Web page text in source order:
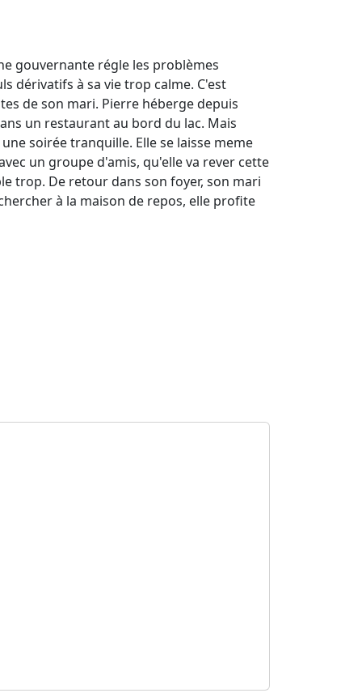
gouvernante régle les problèmes
dérivatifs à sa vie trop calme. C'est
de son mari. Pierre héberge depuis
un restaurant au bord du lac. Mais
soirée tranquille. Elle se laisse meme
un groupe d'amis, qu'elle va rever cette
trop. De retour dans son foyer, son mari
à la maison de repos, elle profite